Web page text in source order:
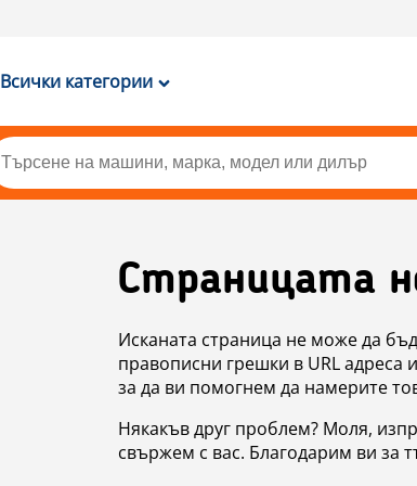
Всички категории
Страницата
Исканата страница не може да
правописни грешки в URL адреса
за да ви помогнем да намерите
Някакъв друг проблем? Моля,
свържем с вас. Благодарим ви за